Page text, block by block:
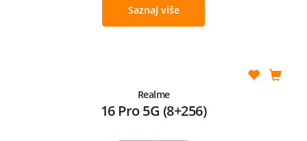
Saznaj više
Realme
16 Pro 5G (8+256)